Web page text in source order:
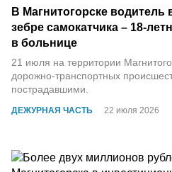
ДЕЖУРНАЯ ЧАСТЬ 22 июля 2026
В Магнитогорске
зебре самокатчика – 18-
в больнице
21 июля на территории
дорожно-транспортных
пострадавшими.